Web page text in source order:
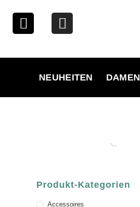
NEUHEITEN DAMEN
Produkt-Kategorien
Accessoires